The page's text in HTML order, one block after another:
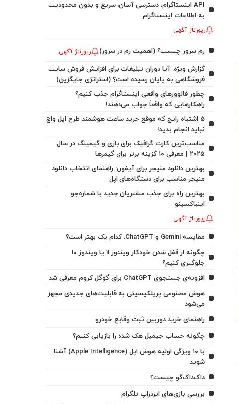
API اینستاگرام؛ دسترسی آسان، سریع و بدون محدودیت
به اطلاعات اینستاگرام
رپورتاژ آگهی
رم سرور چیست؟ (اهمیت رم در سرور) رپورتاژ آگهی
گزارش ویژه: آیا دوران تبلیغات برای افزایش فروش سایت
فروشگاهی به پایان رسیده است؟ (استراتژی جایگزین)
چطور فالوورهای واقعی اینستاگرام جذب کنیم؟
راهکارهایی که واقعاً جواب می‌دهند!
5 اشتباه رایج که موقع خرید ساعت هوشمند طرح اپل واچ
نباید انجام بدید!
مناسب‌ترین کارت گرافیک برای بازی و گیمینگ در سال
۲۰۲۵ | معرفی ۱۰ گزینه برتر برای گیمرها
بهترین دانلود منیجر برای آیفون: راهنمای انتخاب دانلود
منیجر مناسب برای دستگاه‌های اپل
بهترین راه برای جذب مشتریان جدید با شماره‌جو
اینباکسینو
رپورتاژ آگهی
مقایسه Gemini و ChatGPT: کدام یک بهتر است؟
چگونه از قفل شدن خودکار ویندوز 11 یا ویندوز 10
جلوگیری کنیم؟
افزونه‌ی جستجوی ChatGPT برای گوگل کروم معرفی شد
هوش مصنوعی پرپلکیسیتی به قابلیت‌های جدیدی مجهز
می‌شود
راهنمای خرید دوربین ثبت وقایع خودرو
چگونه حساب جیمیل هک شده را بازیابی کنیم؟
با ۱۰ ویژگی اولیه هوش اپل (Apple Intelligence) آشنا
شوید
داک‌داک‌گو چیست؟
بررسی بازی‌های ایردراپ تلگرام